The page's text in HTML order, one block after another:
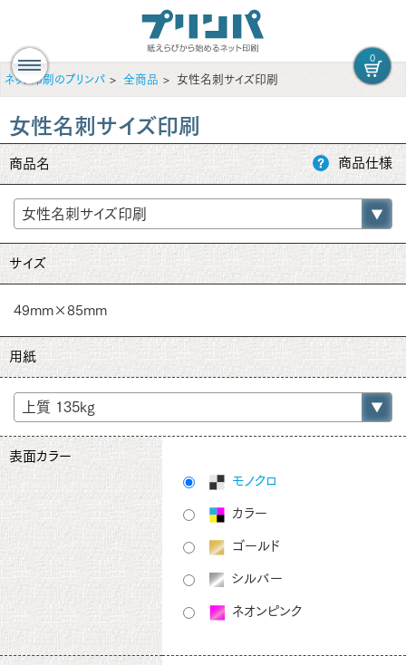
0
ネット印刷のプリンパ 全商品 女性名刺サイズ印刷
女性名刺サイズ印刷
商品名 商品仕様
サイズ
49mm×85mm
用紙
表面カラー
モノクロ
カラー
ゴールド
シルバー
ネオンピンク